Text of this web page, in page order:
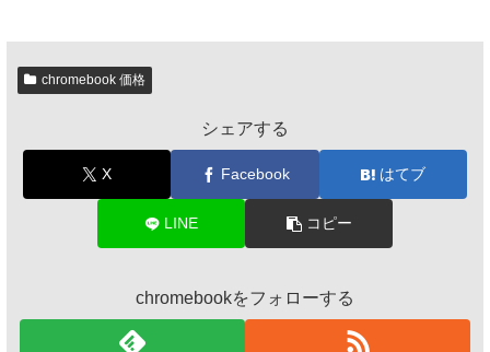
chromebook 価格
シェアする
X Facebook はてブ
LINE コピー
chromebookをフォローする